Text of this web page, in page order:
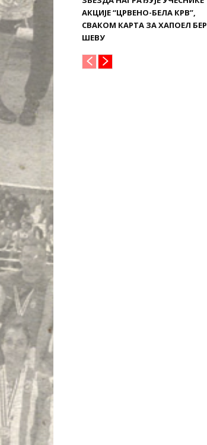
АКЦИЈЕ “ЦРВЕНО-БЕЛА КРВ”,
СВАКОМ КАРТА ЗА ХАПОЕЛ БЕР
ШЕВУ